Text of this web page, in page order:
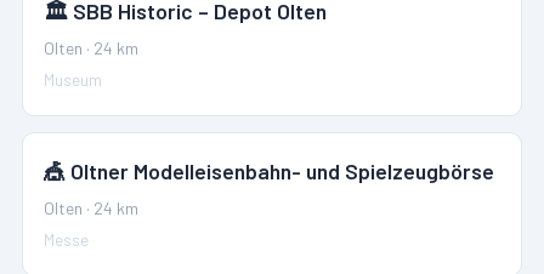
🏛️ SBB Historic – Depot Olten
Olten · 24 km
Museum
🎪 Oltner Modelleisenbahn- und Spielzeugbörse
Olten · 24 km
Messe